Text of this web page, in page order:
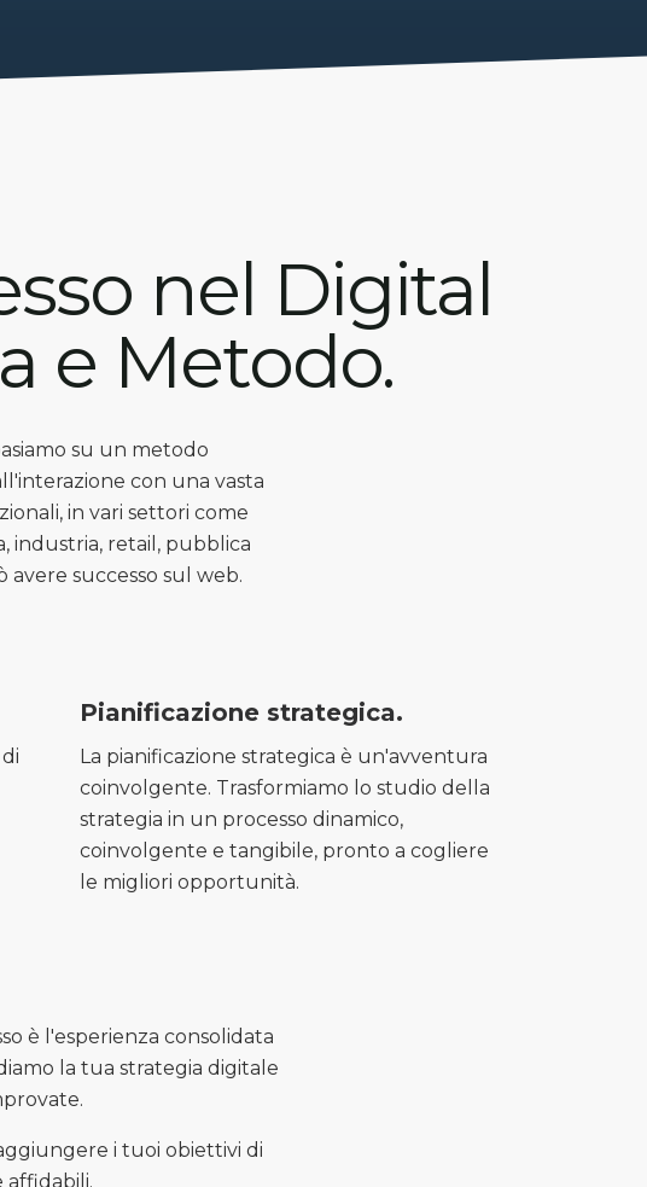
nel Digital
e Metodo.
su un metodo
con una vasta
in vari settori come
industria, retail, pubblica
avere successo sul web.
Pianificazione strategica.
La pianificazione strategica è un'avventura
coinvolgente. Trasformiamo lo studio della
strategia in un processo dinamico,
coinvolgente e tangibile, pronto a cogliere
le migliori opportunità.
è l'esperienza consolidata
la tua strategia digitale
i tuoi obiettivi di
affidabili.